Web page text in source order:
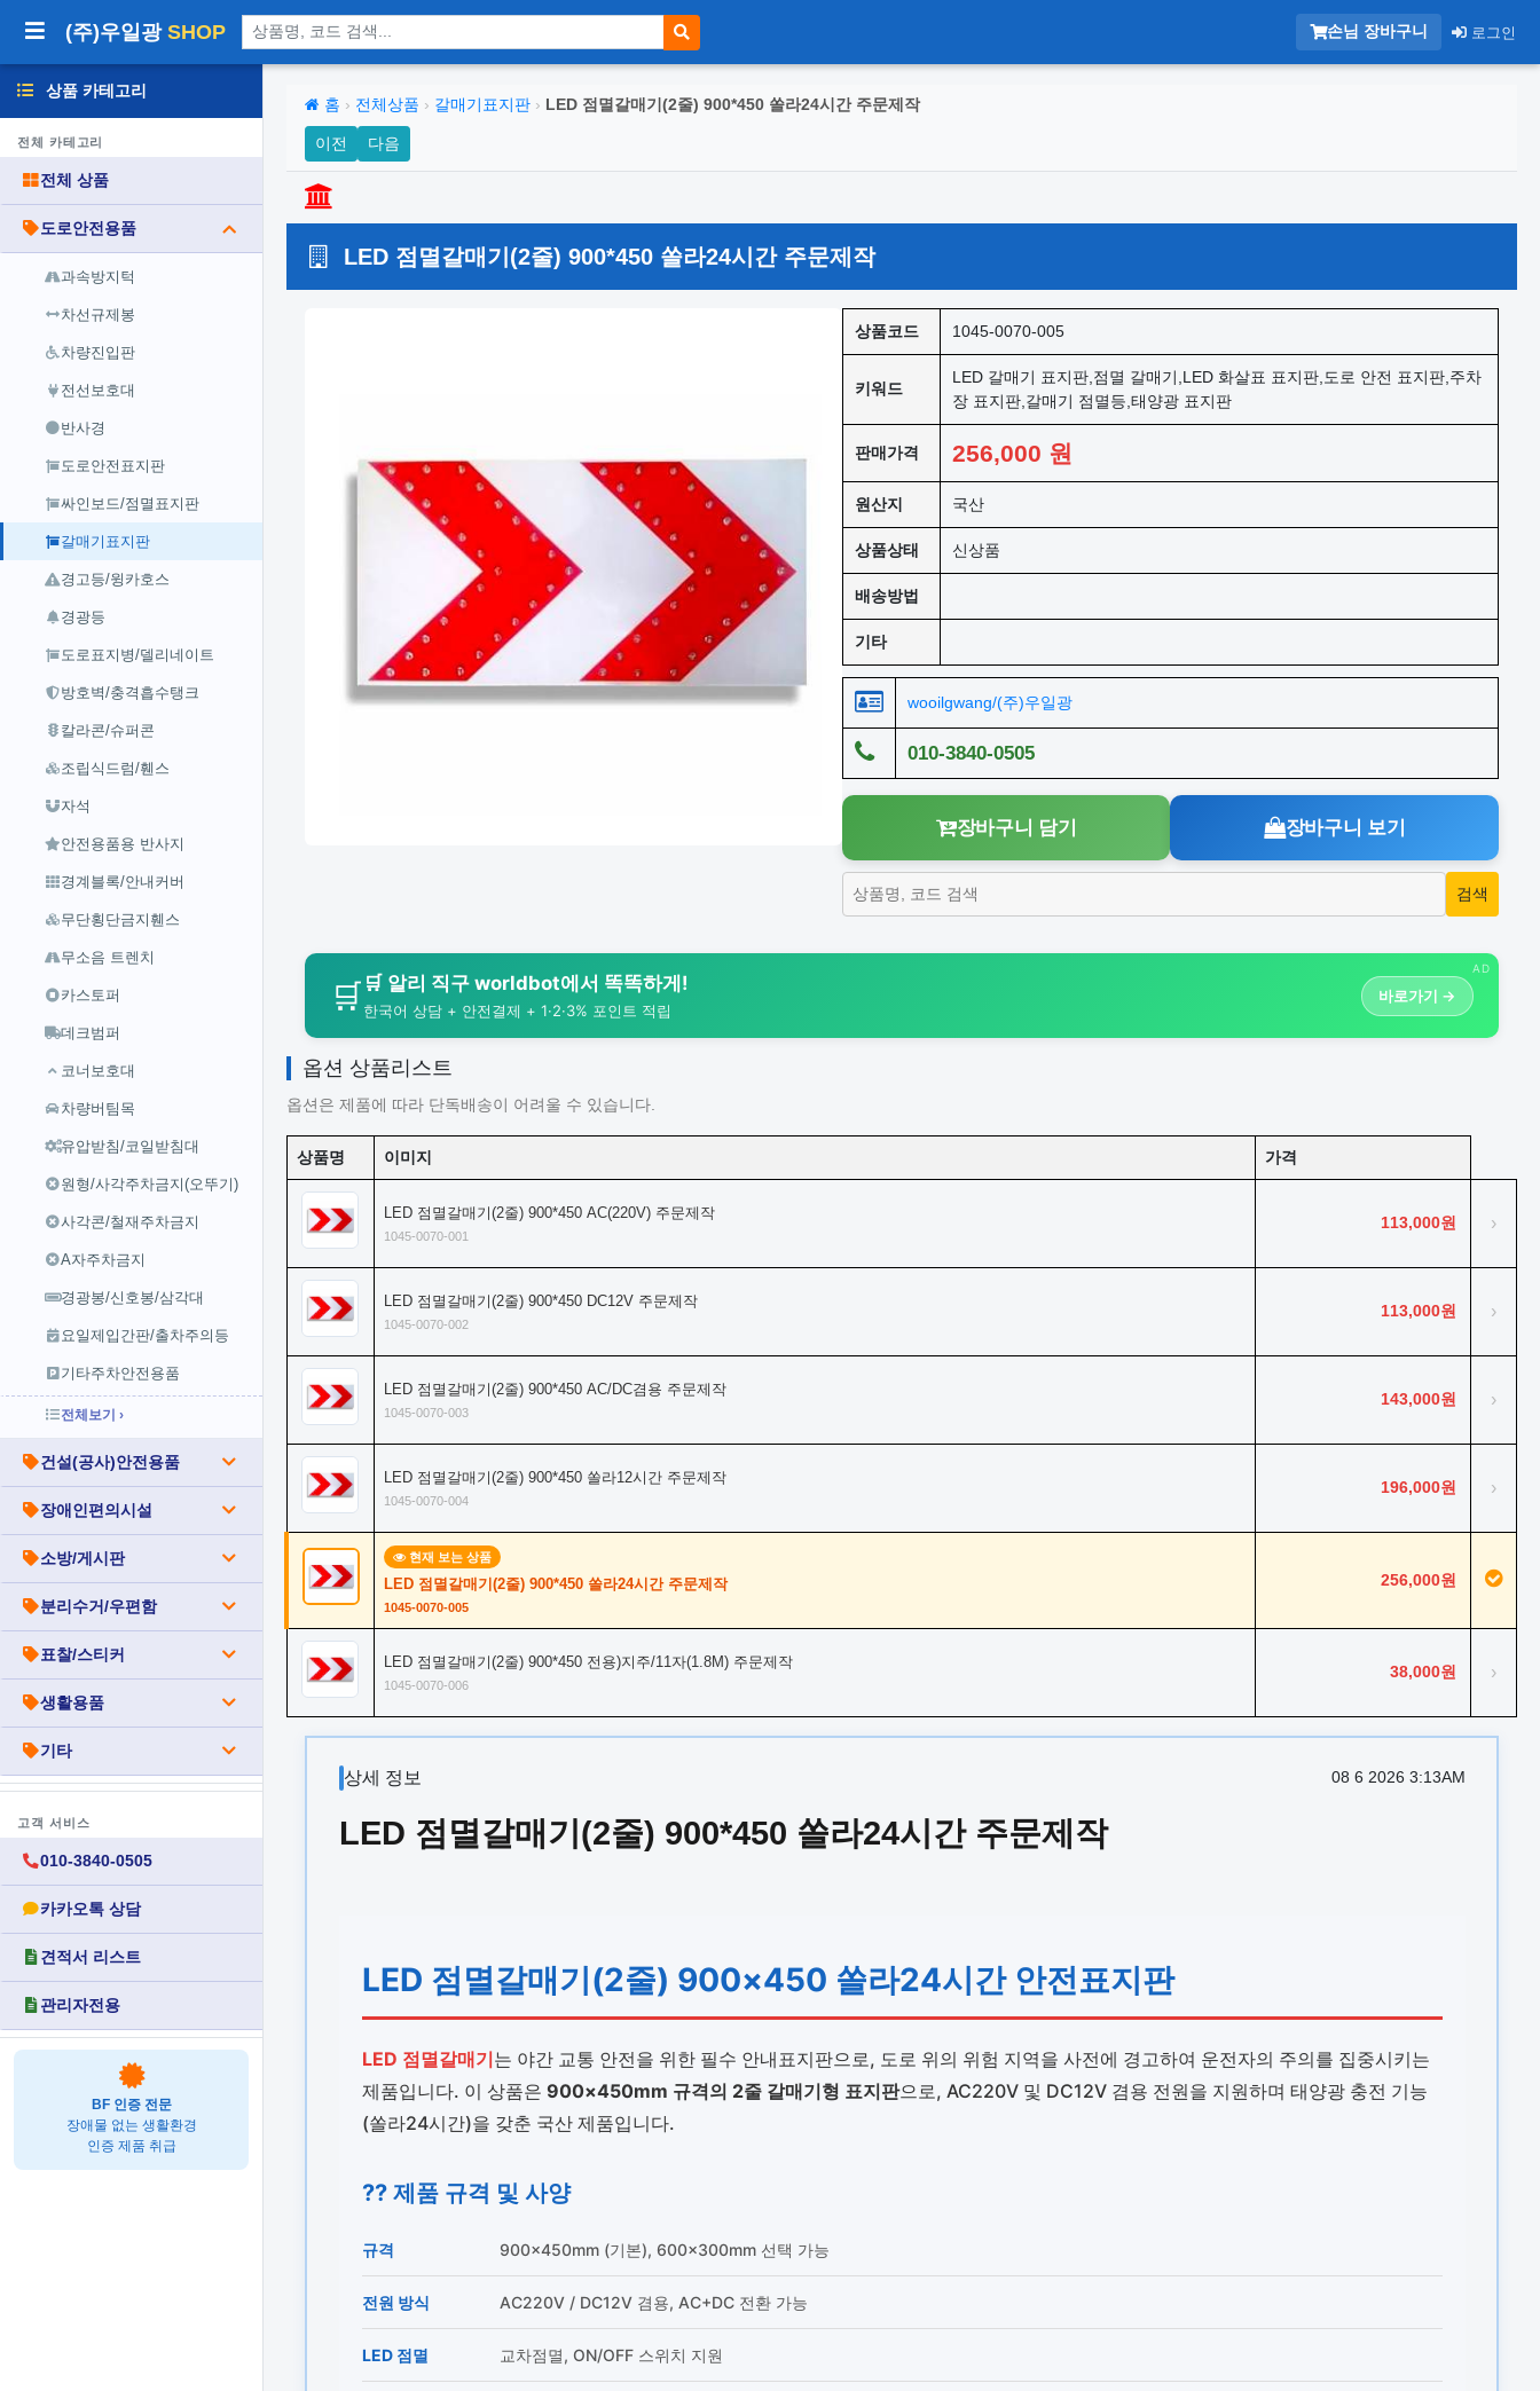
(주)우일광 SHOP 상품 검색 손님 장바구니 로그인
상품 카테고리
전체 카테고리
전체 상품
도로안전용품
과속방지턱
차선규제봉
차량진입판
전선보호대
반사경
도로안전표지판
싸인보드/점멸표지판
갈매기표지판
경고등/윙카호스
경광등
도로표지병/델리네이트
방호벽/충격흡수탱크
칼라콘/슈퍼콘
조립식드럼/휀스
자석
안전용품용 반사지
경계블록/안내커버
무단횡단금지휀스
무소음 트렌치
카스토퍼
데크범퍼
코너보호대
차량버팀목
유압받침/코일받침대
원형/사각주차금지(오뚜기)
사각콘/철재주차금지
A자주차금지
경광봉/신호봉/삼각대
요일제입간판/출차주의등
기타주차안전용품
전체보기 ›
건설(공사)안전용품
장애인편의시설
소방/게시판
분리수거/우편함
표찰/스티커
생활용품
기타
고객 서비스
010-3840-0505
카카오톡 상담
견적서 리스트
관리자전용
BF 인증 전문
장애물 없는 생활환경
인증 제품 취급
홈 › 전체상품 › 갈매기표지판 › LED 점멸갈매기(2줄) 900*450 쏠라24시간 주문제작
이전 다음
LED 점멸갈매기(2줄) 900*450 쏠라24시간 주문제작
상품코드 1045-0070-005
키워드
LED 갈매기 표지판,점멸 갈매기,LED 화살표 표지판,도로 안전 표지판,주차
장 표지판,갈매기 점멸등,태양광 표지판
판매가격 256,000 원
원산지 국산
상품상태 신상품
배송방법
기타
wooilgwang/(주)우일광
010-3840-0505
장바구니 담기 장바구니 보기
AD
🛒 🛒 알리 직구 worldbot에서 똑똑하게!
한국어 상담 + 안전결제 + 1·2·3% 포인트 적립
바로가기 →
옵션 상품리스트
옵션은 제품에 따라 단독배송이 어려울 수 있습니다.
상품명 이미지 가격
LED 점멸갈매기(2줄) 900*450 AC(220V) 주문제작
1045-0070-001
113,000원 ›
LED 점멸갈매기(2줄) 900*450 DC12V 주문제작
1045-0070-002
113,000원 ›
LED 점멸갈매기(2줄) 900*450 AC/DC겸용 주문제작
1045-0070-003
143,000원 ›
LED 점멸갈매기(2줄) 900*450 쏠라12시간 주문제작
1045-0070-004
196,000원 ›
현재 보는 상품
LED 점멸갈매기(2줄) 900*450 쏠라24시간 주문제작
1045-0070-005
256,000원
LED 점멸갈매기(2줄) 900*450 전용)지주/11자(1.8M) 주문제작
1045-0070-006
38,000원 ›
상세 정보 08 6 2026 3:13AM
LED 점멸갈매기(2줄) 900*450 쏠라24시간 주문제작
LED 점멸갈매기(2줄) 900×450 쏠라24시간 안전표지판
LED 점멸갈매기는 야간 교통 안전을 위한 필수 안내표지판으로, 도로 위의 위험 지역을 사전에 경고하여 운전자의 주의를 집중시키는
제품입니다. 이 상품은 900×450mm 규격의 2줄 갈매기형 표지판으로, AC220V 및 DC12V 겸용 전원을 지원하며 태양광 충전 기능
(쏠라24시간)을 갖춘 국산 제품입니다.
?? 제품 규격 및 사양
규격 900×450mm (기본), 600×300mm 선택 가능
전원 방식 AC220V / DC12V 겸용, AC+DC 전환 가능
LED 점멸 교차점멸, ON/OFF 스위치 지원